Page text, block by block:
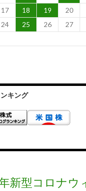
17 18 19 20
24 25 26 27
キング
新型コロナウ